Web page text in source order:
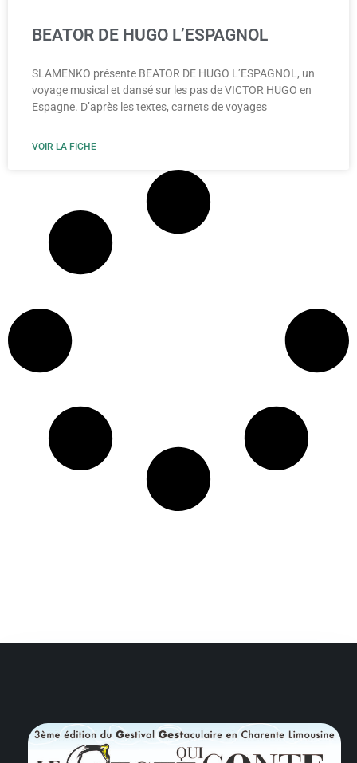
BEATOR DE HUGO L’ESPAGNOL
SLAMENKO présente BEATOR DE HUGO L’ESPAGNOL, un
voyage musical et dansé sur les pas de VICTOR HUGO en
Espagne. D’après les textes, carnets de voyages
VOIR LA FICHE